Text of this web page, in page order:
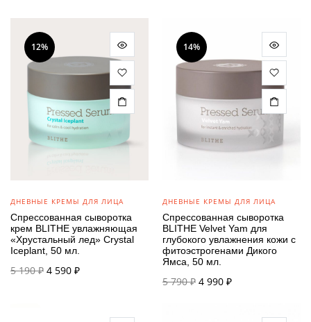
12%
ДНЕВНЫЕ КРЕМЫ ДЛЯ ЛИЦА
Спрессованная сыворотка
крем BLITHE увлажняющая
«Хрустальный лед» Crystal
Iceplant, 50 мл.
5 190₽ Первоначальная
4 590 ₽Текущая
14%
ДНЕВНЫЕ КРЕМЫ ДЛЯ ЛИЦА
Спрессованная сыворотка
BLITHE Velvet Yam для
глубокого увлажнения кожи с
фитоэстрогенами Дикого
Ямса, 50 мл.
5 790₽ Первоначальная
4 990 ₽Текущая